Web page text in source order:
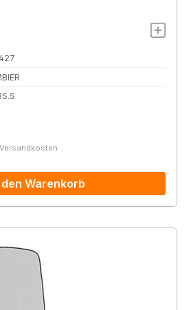
den Warenkorb